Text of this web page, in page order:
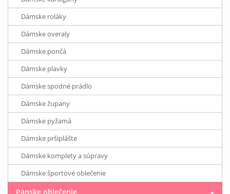
Dámske roláky
Dámske overaly
Dámske pončá
Dámske plavky
Dámske spodné prádlo
Dámske župany
Dámske pyžamá
Dámske pršiplášte
Dámske komplety a súpravy
Dámske športové oblečenie
Pánske oblečenie